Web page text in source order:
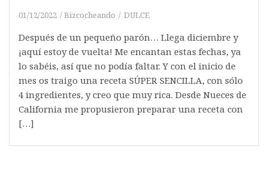
01/12/2022 Bizcocheando DULCE
Después de un pequeño parón… Llega diciembre y
¡aquí estoy de vuelta! Me encantan estas fechas, ya
lo sabéis, así que no podía faltar. Y con el inicio de
mes os traigo una receta SÚPER SENCILLA, con sólo
4 ingredientes, y creo que muy rica. Desde Nueces de
California me propusieron preparar una receta con
[…]